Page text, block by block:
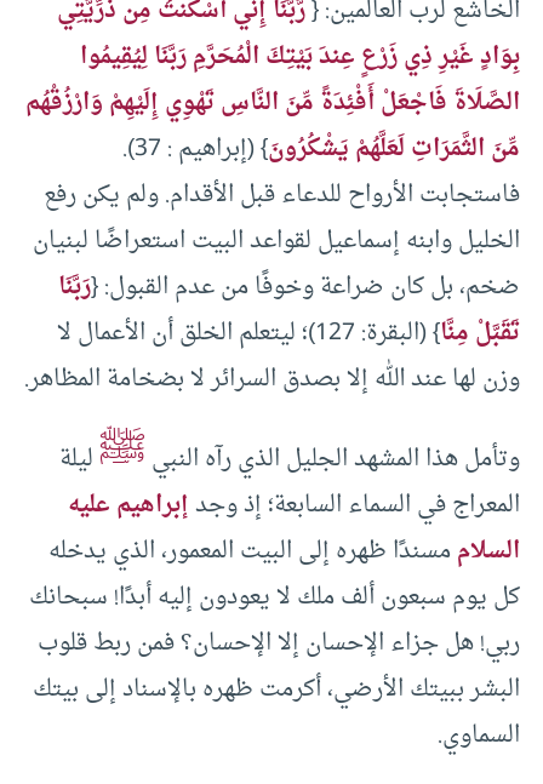
الخاشع لرب العالمين: {رَّبَّنَا إِنِّي أَسْكَنتُ مِن ذُرِّيَّتِي
بِوَادٍ غَيْرِ ذِي زَرْعٍ عِندَ بَيْتِكَ الْمُحَرَّمِ رَبَّنَا لِيُقِيمُوا
الصَّلَاةَ فَاجْعَلْ أَفْئِدَةً مِّنَ النَّاسِ تَهْوِي إِلَيْهِمْ وَارْزُقْهُم
مِّنَ الثَّمَرَاتِ لَعَلَّهُمْ يَشْكُرُونَ
} (إبراهيم : 37).
فاستجابت الأرواح للدعاء قبل الأقدام. ولم يكن رفع
الخليل وابنه إسماعيل لقواعد البيت استعراضًا لبنيان
ضخم، بل كان ضراعة وخوفًا من عدم القبول: {رَبَّنَا
تَقَبَّلْ مِنَّا
} (البقرة: 127)؛ ليتعلم الخلق أن الأعمال لا
وزن لها عند الله إلا بصدق السرائر لا بضخامة المظاهر.
وتأمل هذا المشهد الجليل الذي رآه النبيﷺليلة
المعراج في السماء السابعة؛ إذ وجدإبراهيم عليه
السلاممسندًا ظهره إلى البيت المعمور، الذي يدخله
كل يوم سبعون ألف ملك لا يعودون إليه أبدًا! سبحانك
ربي! هل جزاء الإحسان إلا الإحسان؟ فمن ربط قلوب
البشر ببيتك الأرضي، أكرمت ظهره بالإسناد إلى بيتك
السماوي.